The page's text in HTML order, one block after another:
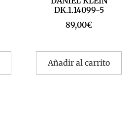
DK.1.14099-5
89,00€
Añadir al carrito